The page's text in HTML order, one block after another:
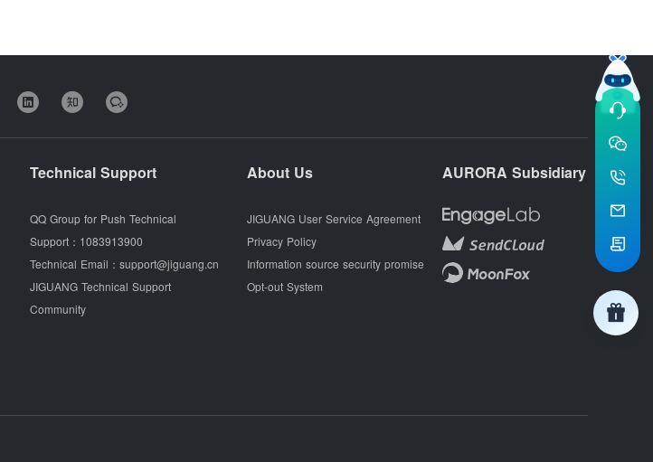
Technical Support
QQ Group for Push Technical
Support： 1083913900
Technical Email： support@jiguang.cn
JIGUANG Technical Support
Community
About Us
JIGUANG User Service Agreement
Privacy Policy
Information source security promise
Opt-out System
AURORA Subsidiary